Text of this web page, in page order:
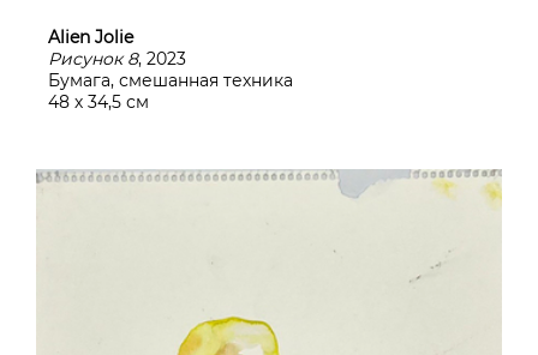
Alien Jolie
Рисунок 8, 2023
Бумага, смешанная техника
48 х 34,5 см